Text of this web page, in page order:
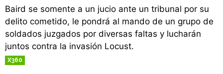
Baird se somente a un jucio ante un tribunal por su
delito cometido, le pondrá al mando de un grupo de
soldados juzgados por diversas faltas y lucharán
juntos contra la invasión Locust.
X360